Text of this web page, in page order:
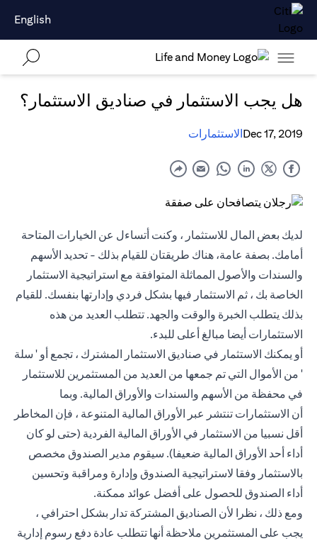
English
هل يجب الاستثمار في صناديق الاستثمار؟
Dec 17, 2019الاستثمارات
لديك بعض المال للاستثمار ، وكنت أتساءل عن الخيارات المتاحة
أمامك. بصفة عامة، هناك طريقتان للقيام بذلك - تحديد الأسهم
والسندات والأصول المماثلة المتوافقة مع استراتيجية الاستثمار
الخاصة بك ، ثم الاستثمار فيها بشكل فردي وإدارتها بنفسك. للقيام
بذلك يتطلب الخبرة والوقت والجهد. تتطلب العديد من هذه
الاستثمارات أيضا مبالغ أعلى للبدء.
أو يمكنك الاستثمار في صناديق الاستثمار المشترك ، تجمع أو ' سلة
' من الأموال التي تم جمعها من العديد من المستثمرين للاستثمار
في محفظة من الأسهم والسندات والأوراق المالية. وبما
أن الاستثمارات تنتشر عبر الأوراق المالية المتنوعة ، فإن المخاطر
أقل نسبيا من الاستثمار في الأوراق المالية الفردية (حتى لو كان
أداء أحد الأوراق المالية ضعيفا). سيقوم مدير الصندوق مخصص
بالاستثمار وفقا لاستراتيجية الصندوق وإدارة ومراقبة وتحسين
أداء الصندوق للحصول على أفضل عوائد ممكنة.
ومع ذلك ، نظرا لأن الصناديق المشتركة تدار بشكل احترافي ،
يجب على المستثمرين ملاحظة أنها تتطلب عادة دفع رسوم إدارية